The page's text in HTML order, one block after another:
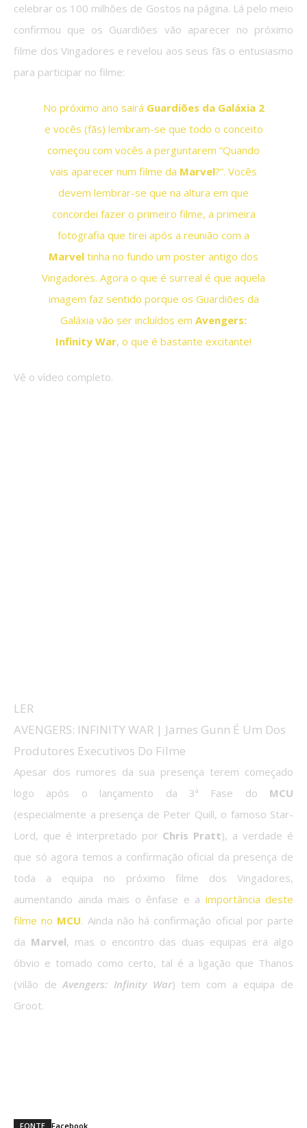
celebrar os 100 milhões de Gostos na página. Lá pelo meio
confirmou que os Guardiões vão aparecer no próximo
filme dos Vingadores e revelou aos seus fãs o entusiasmo
para participar no filme:
No próximo ano sairá Guardiões da Galáxia 2
e vocês (fãs) lembram-se que todo o conceito
começou com vocês a perguntarem “Quando
vais aparecer num filme da Marvel?”. Vocês
devem lembrar-se que na altura em que
concordei fazer o primeiro filme, a primeira
fotografia que tirei após a reunião com a
Marvel tinha no fundo um poster antigo dos
Vingadores. Agora o que é surreal é que aquela
imagem faz sentido porque os Guardiões da
Galáxia vão ser incluídos em Avengers:
Infinity War, o que é bastante excitante!
Vê o vídeo completo.
LER
AVENGERS: INFINITY WAR | James Gunn É Um Dos
Produtores Executivos Do Filme
Apesar dos rumores da sua presença terem começado
logo após o lançamento da 3ª Fase do MCU
(especialmente a presença de Peter Quill, o famoso Star-
Lord, que é interpretado por Chris Pratt), a verdade é
que só agora temos a confirmação oficial da presença de
toda a equipa no próximo filme dos Vingadores,
aumentando ainda mais o ênfase e a importância deste
filme no MCU. Ainda não há confirmação oficial por parte
da Marvel, mas o encontro das duas equipas era algo
óbvio e tomado como certo, tal é a ligação que Thanos
(vilão deAvengers: Infinity War) tem com a equipa de
Groot.
FONTE Facebook